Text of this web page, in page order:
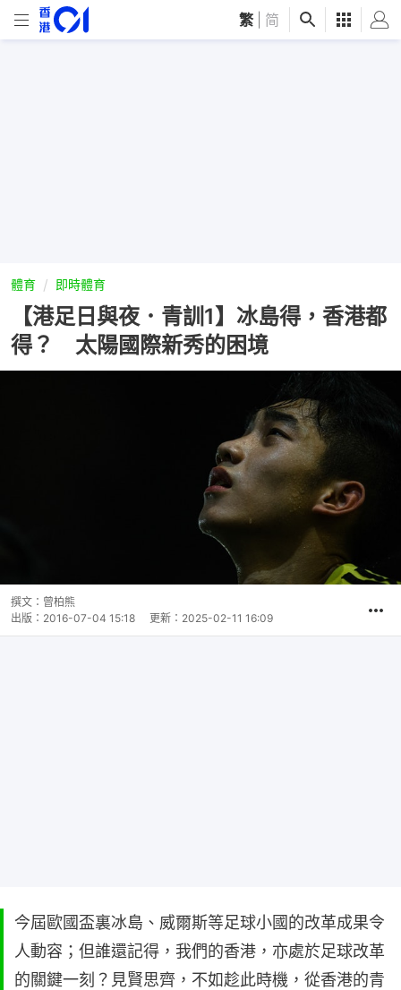
繁 简
體育 即時體育
【港足日與夜．青訓1】冰島得，香港都
得？ 太陽國際新秀的困境
撰文： 曾柏熊
出版： 2016-07-04 15:18 更新： 2025-02-11 16:09
今屆歐國盃裏冰島、威爾斯等足球小國的改革成果令
人動容；但誰還記得，我們的香港，亦處於足球改革
的關鍵一刻？見賢思齊，不如趁此時機，從香港的青